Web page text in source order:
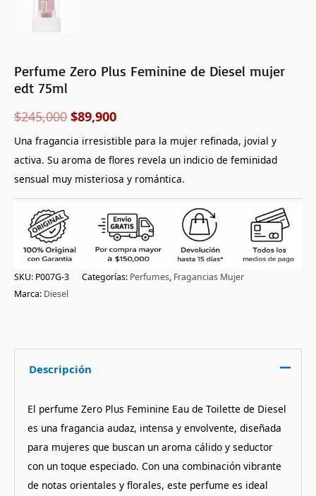
Perfume Zero Plus Feminine de Diesel mujer
edt 75ml
$245,000 $89,900
Una fragancia irresistible para la mujer refinada, jovial y
activa. Su aroma de flores revela un indicio de feminidad
sensual muy misteriosa y romántica.
SKU: P007G-3 Categorías: Perfumes, Fragancias Mujer
Marca: Diesel
Descripción
El perfume Zero Plus Feminine Eau de Toilette de Diesel
es una fragancia audaz, intensa y envolvente, diseñada
para mujeres que buscan un aroma cálido y seductor
con un toque especiado. Con una combinación vibrante
de notas orientales y florales, este perfume es ideal